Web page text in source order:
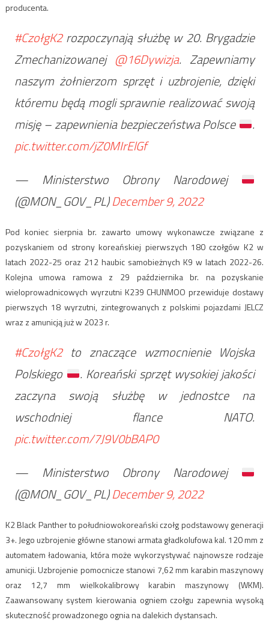
producenta.
#CzołgK2rozpoczynają służbę w 20. Brygadzie
Zmechanizowanej @16Dywizja. Zapewniamy
naszym żołnierzom sprzęt i uzbrojenie, dzięki
któremu będą mogli sprawnie realizować swoją
misję – zapewnienia bezpieczeństwa Polsce
.
pic.twitter.com/jZ0MIrElGf
— Ministerstwo Obrony Narodowej
(@MON_GOV_PL)December 9, 2022
Pod koniec sierpnia br. zawarto umowy wykonawcze związane z
pozyskaniem od strony koreańskiej pierwszych 180 czołgów K2 w
latach 2022-25 oraz 212 haubic samobieżnych K9 w latach 2022-26.
Kolejna umowa ramowa z 29 października br. na pozyskanie
wieloprowadnicowych wyrzutni K239 CHUNMOO przewiduje dostawy
pierwszych 18 wyrzutni, zintegrowanych z polskimi pojazdami JELCZ
wraz z amunicją już w 2023 r.
#CzołgK2to znaczące wzmocnienie Wojska
Polskiego
. Koreański sprzęt wysokiej jakości
zaczyna swoją służbę w jednostce na
wschodniej flance NATO.
pic.twitter.com/7J9V0bBAP0
— Ministerstwo Obrony Narodowej
(@MON_GOV_PL)December 9, 2022
K2 Black Panther to południowokoreański czołg podstawowy generacji
3+. Jego uzbrojenie główne stanowi armata gładkolufowa kal. 120 mm z
automatem ładowania, która może wykorzystywać najnowsze rodzaje
amunicji. Uzbrojenie pomocnicze stanowi 7,62 mm karabin maszynowy
oraz 12,7 mm wielkokalibrowy karabin maszynowy (WKM).
Zaawansowany system kierowania ogniem czołgu zapewnia wysoką
skuteczność prowadzonego ognia na dalekich dystansach.